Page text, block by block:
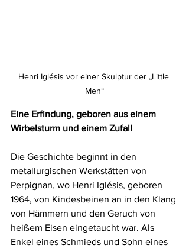
Henri Iglésis vor einer Skulptur der „Little
Men“
Eine Erfindung, geboren aus einem
Wirbelsturm und einem Zufall
Die Geschichte beginnt in den
metallurgischen Werkstätten von
Perpignan, wo Henri Iglésis, geboren
1964, von Kindesbeinen an in den Klang
von Hämmern und den Geruch von
heißem Eisen eingetaucht war. Als
Enkel eines Schmieds und Sohn eines